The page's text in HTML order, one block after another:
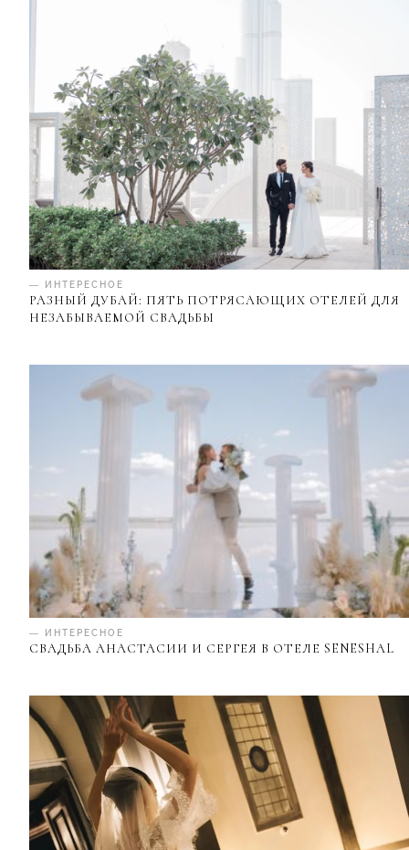
— ИНТЕРЕСНОЕ
РАЗНЫЙ ДУБАЙ: ПЯТЬ ПОТРЯСАЮЩИХ ОТЕЛЕЙ ДЛЯ
НЕЗАБЫВАЕМОЙ СВАДЬБЫ
— ИНТЕРЕСНОЕ
СВАДЬБА АНАСТАСИИ И СЕРГЕЯ В ОТЕЛЕ SENESHAL